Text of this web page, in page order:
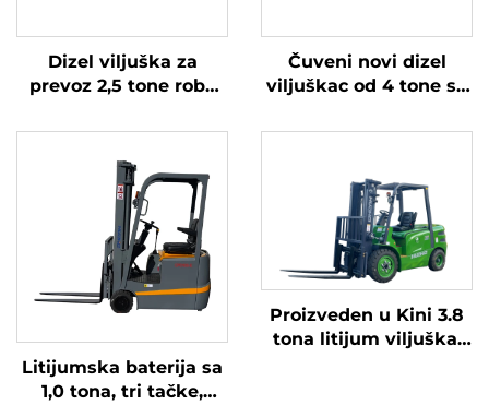
Dizel viljuška za
prevoz 2,5 tone robe
radom i istovarom do
4 m
Čuveni novi dizel
viljuškac od 4 tone sa
japanskim ISUZU
Litijumska baterija sa
1,0 tona, tri tačke,
Proizveden u Kini 3.8
tona litijum viljuška,